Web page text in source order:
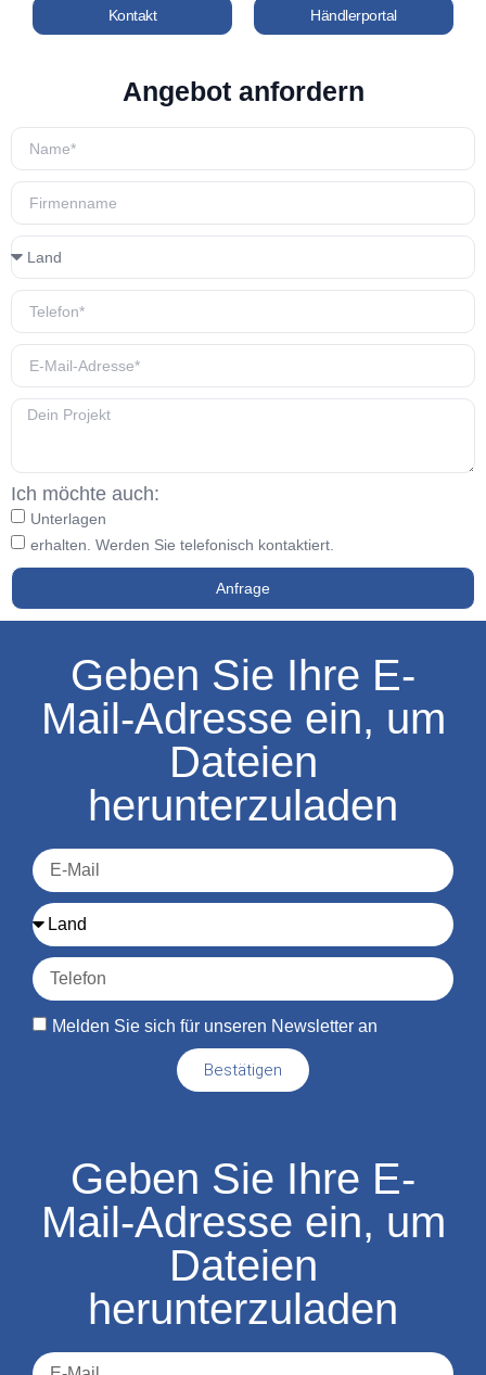
Kontakt Händlerportal
Angebot anfordern
Ich möchte auch:
Unterlagen
erhalten. Werden Sie telefonisch kontaktiert.
Anfrage
Geben Sie Ihre E-
Mail-Adresse ein, um
Dateien
herunterzuladen
Melden Sie sich für unseren Newsletter an
Bestätigen
Geben Sie Ihre E-
Mail-Adresse ein, um
Dateien
herunterzuladen